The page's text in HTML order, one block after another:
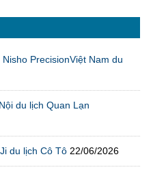
PrecisionViệt Nam du
du lịch Quan Lạn
du lịch Cô Tô 22/06/2026